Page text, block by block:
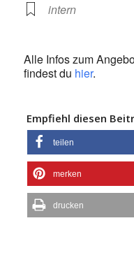
intern
Alle Infos zum
findest du hier.
Empfiehl diesen
teilen
merken
drucken